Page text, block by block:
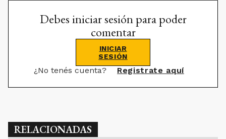
Debes iniciar sesión para poder
comentar
INICIAR
SESIÓN
¿No tenés cuenta? Registrate aquí
RELACIONADAS